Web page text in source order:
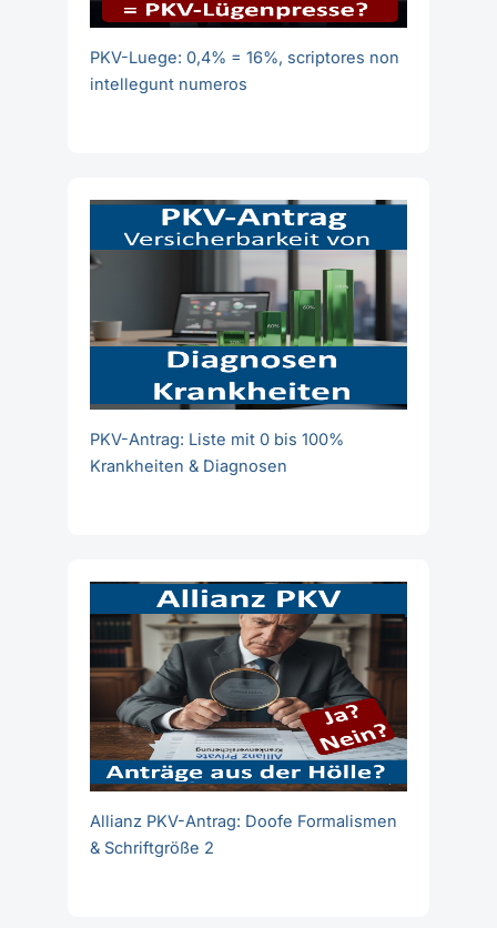
PKV-Luege: 0,4% = 16%, scriptores non
intellegunt numeros
PKV-Antrag: Liste mit 0 bis 100%
Krankheiten & Diagnosen
Allianz PKV-Antrag: Doofe Formalismen
& Schriftgröße 2